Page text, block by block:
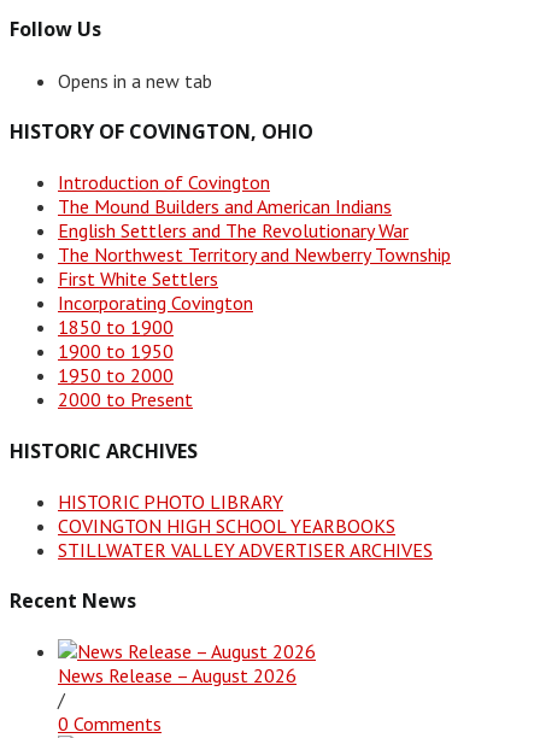
Follow Us
Opens in a new tab
HISTORY OF COVINGTON, OHIO
Introduction of Covington
The Mound Builders and American Indians
English Settlers and The Revolutionary War
The Northwest Territory and Newberry Township
First White Settlers
Incorporating Covington
1850 to 1900
1900 to 1950
1950 to 2000
2000 to Present
HISTORIC ARCHIVES
HISTORIC PHOTO LIBRARY
COVINGTON HIGH SCHOOL YEARBOOKS
STILLWATER VALLEY ADVERTISER ARCHIVES
Recent News
News Release – August 2026
/
0 Comments